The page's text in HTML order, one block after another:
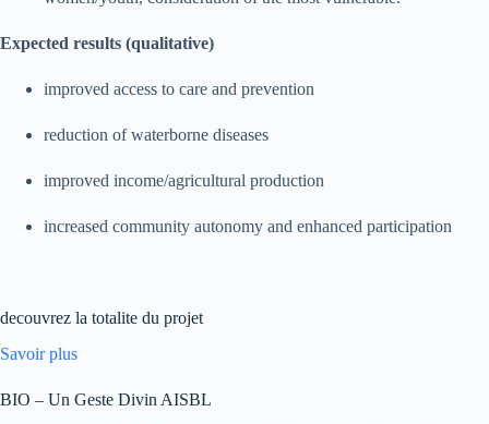
Expected results (qualitative)
improved access to care and prevention
reduction of waterborne diseases
improved income/agricultural production
increased community autonomy and enhanced participation
decouvrez la totalite du projet
Savoir plus
BIO – Un Geste Divin AISBL